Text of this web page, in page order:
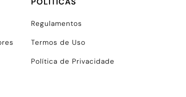
Regulamentos
Termos de Uso
Política de Privacidade